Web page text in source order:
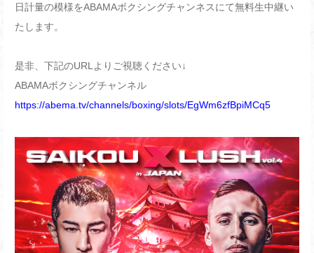
日計量の模様をABAMAボクシングチャンネスにて無料生中継い
たします。
是非、下記のURLよりご視聴ください↓
ABAMAボクシングチャンネル
https://abema.tv/channels/boxing/slots/EgWm6zfBpiMCq5